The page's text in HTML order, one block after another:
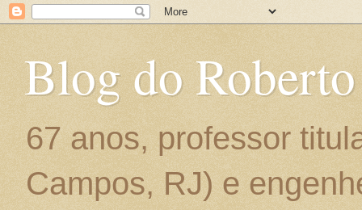
Blog do
67 anos, professor
Campos, RJ) e